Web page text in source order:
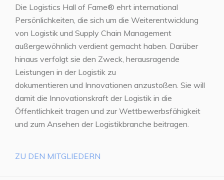
Die Logistics Hall of Fame® ehrt international
Persönlichkeiten, die sich um die Weiterentwicklung
von Logistik und Supply Chain Management
außergewöhnlich verdient gemacht haben. Darüber
hinaus verfolgt sie den Zweck, herausragende
Leistungen in der Logistik zu
dokumentieren und Innovationen anzustoßen. Sie will
damit die Innovationskraft der Logistik in die
Öffentlichkeit tragen und zur Wettbewerbsfähigkeit
und zum Ansehen der Logistikbranche beitragen.
ZU DEN MITGLIEDERN